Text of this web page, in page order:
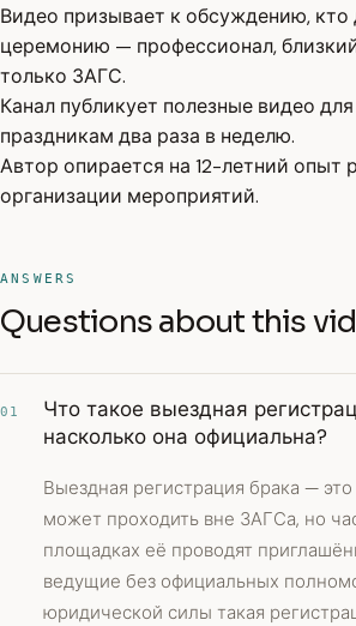
Видео призывает к обсуждению,
церемонию — профессионал,
только ЗАГС.
Канал публикует полезные видео
праздникам два раза в неделю.
Автор опирается на 12-летний опыт
организации мероприятий.
ANSWERS
Questions about this
01
Что такое выездная
насколько она официальна?
Выездная регистрация брака —
может проходить вне ЗАГСа, но
площадках её проводят
ведущие без официальных
юридической силы такая